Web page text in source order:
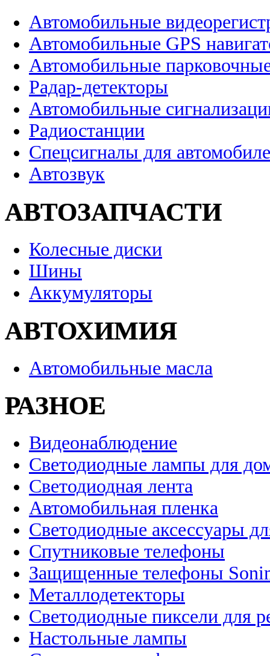
Автомобильные
Автомобильные GPS
Автомобильные
Радар-детекторы
Автомобильные
Радиостанции
Спецсигналы для
Автозвук
АВТОЗАПЧАСТИ
Колесные диски
Шины
Аккумуляторы
АВТОХИМИЯ
Автомобильные масла
РАЗНОЕ
Видеонаблюдение
Светодиодные лампы для
Светодиодная лента
Автомобильная пленка
Светодиодные аксессуары
Спутниковые телефоны
Защищенные телефоны
Металлодетекторы
Светодиодные пиксели для
Настольные лампы